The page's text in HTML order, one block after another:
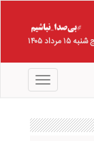
۱۵ مرداد ۱۴۰۵
منو